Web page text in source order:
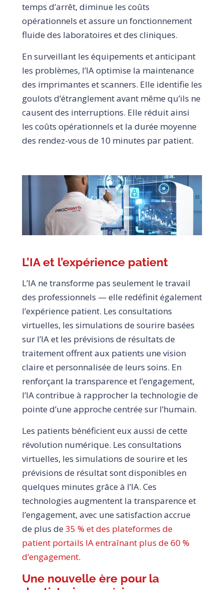
temps d’arrêt, diminue les coûts
opérationnels et assure un fonctionnement
fluide des laboratoires et des cliniques.
En surveillant les équipements et anticipant
les problèmes, l’IA optimise la maintenance
des imprimantes et scanners. Elle identifie les
goulots d’étranglement avant même qu’ils ne
causent des interruptions. Elle réduit ainsi
les coûts opérationnels et la durée moyenne
des rendez-vous de 10 minutes par patient.
L’IA et l’expérience patient
L’IA ne transforme pas seulement le travail
des professionnels — elle redéfinit également
l’expérience patient. Les consultations
virtuelles, les simulations de sourire basées
sur l’IA et les prévisions de résultats de
traitement offrent aux patients une vision
claire et personnalisée de leurs soins. En
renforçant la transparence et l’engagement,
l’IA contribue à rapprocher la technologie de
pointe d’une approche centrée sur l’humain.
Les patients bénéficient eux aussi de cette
révolution numérique. Les consultations
virtuelles, les simulations de sourire et les
prévisions de résultat sont disponibles en
quelques minutes grâce à l’IA. Ces
technologies augmentent la transparence et
l’engagement, avec une satisfaction accrue
de plus de 35 % et des plateformes de
patient portails IA entraînant plus de 60 %
d’engagement.
Une nouvelle ère pour la